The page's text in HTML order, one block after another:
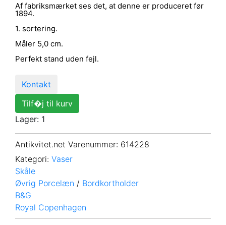
Af fabriksmærket ses det, at denne er produceret før
1894.
1. sortering.
Måler 5,0 cm.
Perfekt stand uden fejl.
Kontakt
Tilf�j til kurv
Lager: 1
Antikvitet.net Varenummer: 614228
Kategori: Vaser
Skåle
Øvrig Porcelæn / Bordkortholder
B&G
Royal Copenhagen